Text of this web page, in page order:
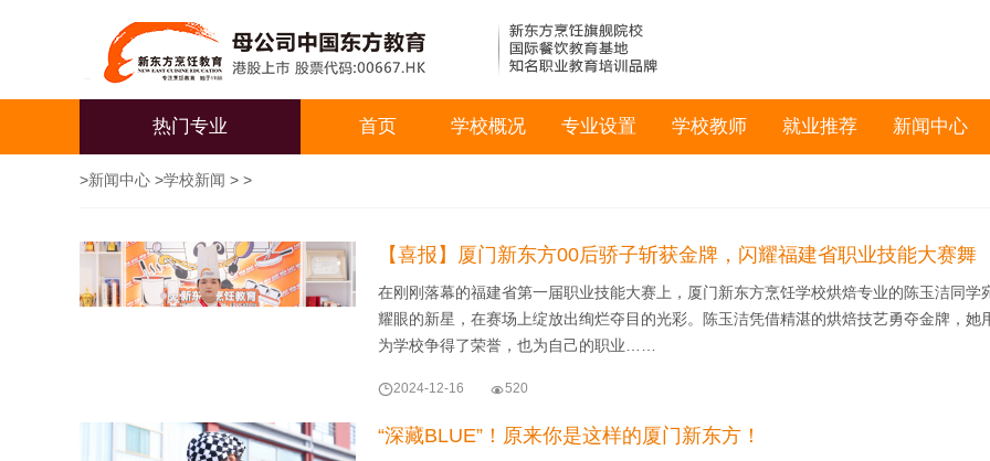
热门专业 首页 学校概况 专业设置 学校教师 就业推荐 新闻中心
>新闻中心 >学校新闻 > >
【喜报】厦门新东方00后骄子斩获金牌，闪耀福建省职业技能大赛舞
在刚刚落幕的福建省第一届职业技能大赛上，厦门新东方烹饪学校烘焙专业的陈玉洁同学
耀眼的新星，在赛场上绽放出绚烂夺目的光彩。陈玉洁凭借精湛的烘焙技艺勇夺金牌，她
为学校争得了荣誉，也为自己的职业……
2024-12-16 520
“深藏BLUE”！原来你是这样的厦门新东方！